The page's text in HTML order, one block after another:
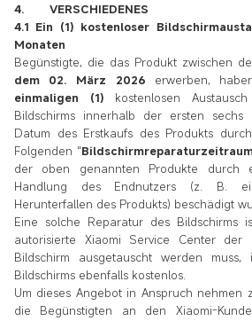
4. VERSCHIEDENES
4.1 Ein (1) kostenloser
Monaten
Begünstigte, die das Produkt zwischen
dem 02. März 2026 erwerben,
einmaligen (1) kostenlosen
Bildschirms innerhalb der ersten
Datum des Erstkaufs des Produkts
Folgenden "
der oben genannten Produkte durch
Handlung des Endnutzers (z. B.
Herunterfallen des Produkts) beschädigt
Eine solche Reparatur des Bildschirms
autorisierte Xiaomi Service Center
Bildschirm ausgetauscht werden
Bildschirms ebenfalls kostenlos.
Um dieses Angebot in Anspruch nehmen
die Begünstigten an den Xiaomi-